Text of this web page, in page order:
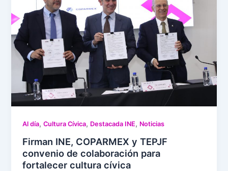
Al día,Cultura Cívica, Destacada INE, Noticias
Firman INE, COPARMEX y TEPJF
convenio de colaboración para
fortalecer cultura cívica